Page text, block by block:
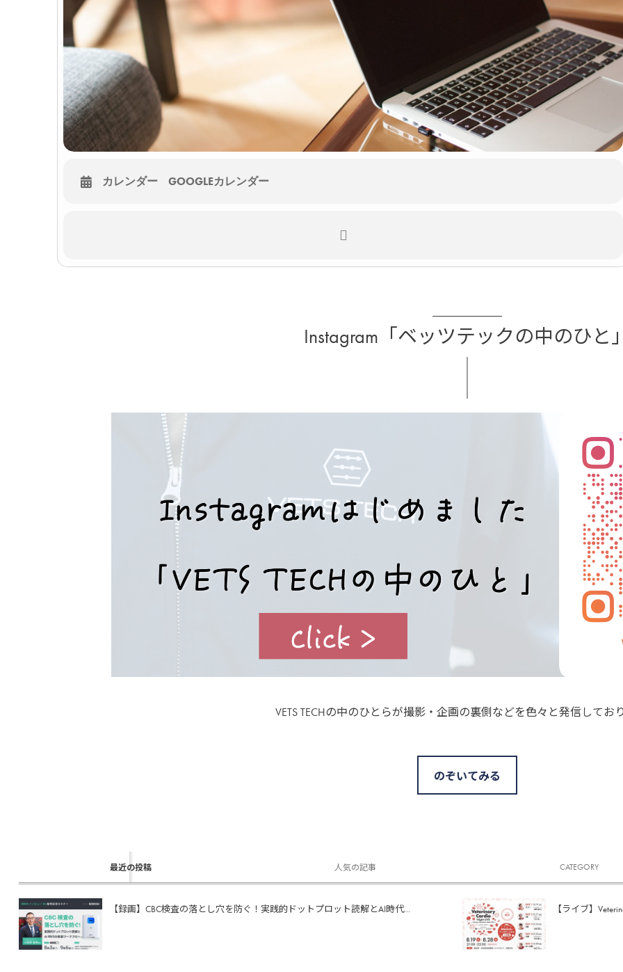
カレンダー GOOGLEカレンダー
Instagram「ベッツテックの中のひと
VETS TECHの中のひとらが撮影・企画の裏側などを色々と発信してお
のぞいてみる
最近の投稿 人気の記事 CATEGORY
【録画】CBC検査の落とし穴を防ぐ！実践的ドットプロット読解とAI時代... 【ライブ】